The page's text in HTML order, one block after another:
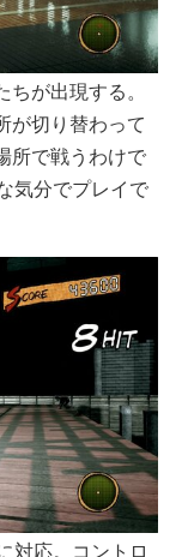
が出現する。
が切り替わって
所で戦うわけで
気分でプレイで
対応。コントロ